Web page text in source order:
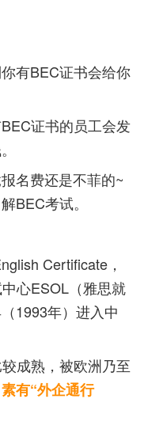
有BEC证书会给你
证书的员工会发
名费还是不菲的~
BEC考试。
Certificate，
心ESOL（雅思就
1993年）进入中
成熟，被欧洲乃至
素有“外企通行